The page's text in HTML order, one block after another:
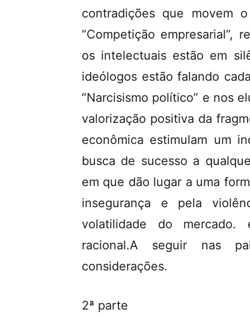
contradições que movem
“Competição empresarial”,
os intelectuais estão em
ideólogos estão falando
“Narcisismo político” e nos
valorização positiva da
econômica estimulam um
busca de sucesso a
em que dão lugar a uma
insegurança e pela
volatilidade do
racional.A seguir nas
considerações.
2ª parte